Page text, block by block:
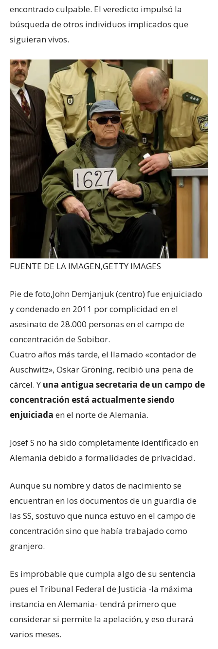
encontrado culpable. El veredicto impulsó la
búsqueda de otros individuos implicados que
siguieran vivos.
FUENTE DE LA IMAGEN,GETTY IMAGES
Pie de foto,John Demjanjuk (centro) fue enjuiciado
y condenado en 2011 por complicidad en el
asesinato de 28.000 personas en el campo de
concentración de Sobibor.
Cuatro años más tarde, el llamado «contador de
Auschwitz», Oskar Gröning, recibió una pena de
cárcel. Y una antigua secretaria de un campo de
concentración está actualmente siendo
enjuiciada en el norte de Alemania.
Josef S no ha sido completamente identificado en
Alemania debido a formalidades de privacidad.
Aunque su nombre y datos de nacimiento se
encuentran en los documentos de un guardia de
las SS, sostuvo que nunca estuvo en el campo de
concentración sino que había trabajado como
granjero.
Es improbable que cumpla algo de su sentencia
pues el Tribunal Federal de Justicia -la máxima
instancia en Alemania- tendrá primero que
considerar si permite la apelación, y eso durará
varios meses.